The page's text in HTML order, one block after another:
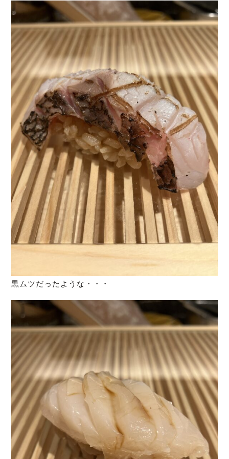
黒ムツだったような・・・